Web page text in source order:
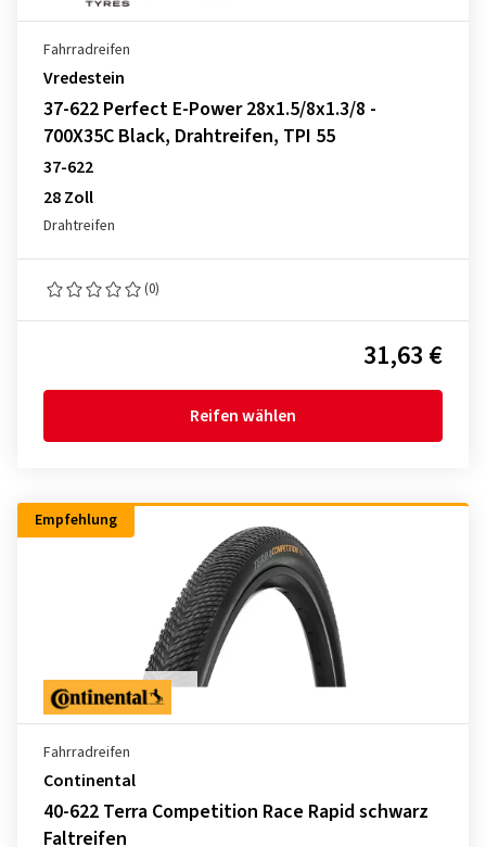
Fahrradreifen
Vredestein
37-622 Perfect E-Power 28x1.5/8x1.3/8 -
700X35C Black, Drahtreifen, TPI 55
37-622
28 Zoll
Drahtreifen
(0)
31,63 €
Reifen wählen
Empfehlung
Fahrradreifen
Continental
40-622 Terra Competition Race Rapid schwarz
Faltreifen